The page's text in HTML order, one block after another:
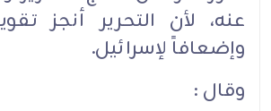
عنه، لأن التحرير أنجز
وإضعافاً لإسرائيل.
وقال :